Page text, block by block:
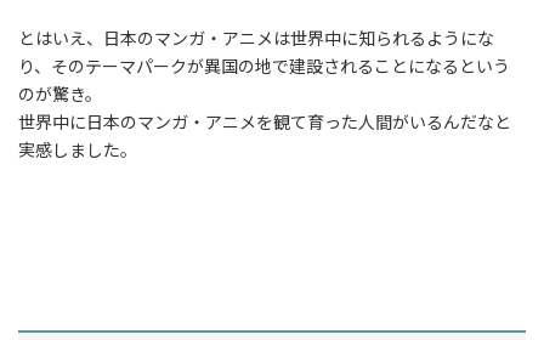
とはいえ、日本のマンガ・アニメは世界中に知られるようにな
り、そのテーマパークが異国の地で建設されることになるという
のが驚き。
世界中に日本のマンガ・アニメを観て育った人間がいるんだなと
実感しました。